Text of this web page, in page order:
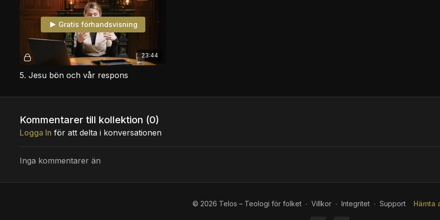
23:44
Gratis förhandsvisning
5. Jesu bön och vår respons
Kommentarer till kollektion (0)
Logga In för att delta i konversationen
Inga kommentarer än
© 2026 Telos – Teologi för folket ∙ Villkor ∙ Integritet ∙ Support Hämta